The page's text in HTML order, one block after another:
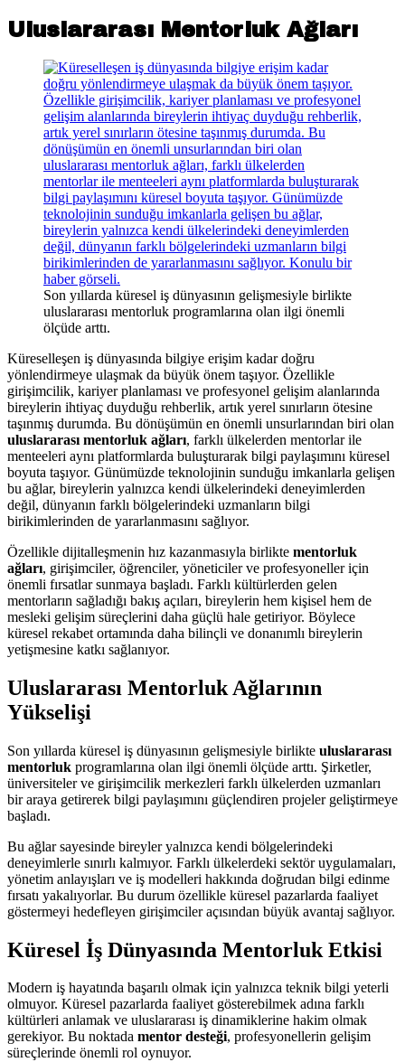
Uluslararası Mentorluk Ağları
Son yıllarda küresel iş dünyasının gelişmesiyle birlikte
uluslararası mentorluk programlarına olan ilgi önemli
ölçüde arttı.
Küreselleşen iş dünyasında bilgiye erişim kadar doğru
yönlendirmeye ulaşmak da büyük önem taşıyor. Özellikle
girişimcilik, kariyer planlaması ve profesyonel gelişim alanlarında
bireylerin ihtiyaç duyduğu rehberlik, artık yerel sınırların ötesine
taşınmış durumda. Bu dönüşümün en önemli unsurlarından biri olan
uluslararası mentorluk ağları, farklı ülkelerden mentorlar ile
menteeleri aynı platformlarda buluşturarak bilgi paylaşımını küresel
boyuta taşıyor. Günümüzde teknolojinin sunduğu imkanlarla gelişen
bu ağlar, bireylerin yalnızca kendi ülkelerindeki deneyimlerden
değil, dünyanın farklı bölgelerindeki uzmanların bilgi
birikimlerinden de yararlanmasını sağlıyor.
Özellikle dijitalleşmenin hız kazanmasıyla birlikte mentorluk
ağları, girişimciler, öğrenciler, yöneticiler ve profesyoneller için
önemli fırsatlar sunmaya başladı. Farklı kültürlerden gelen
mentorların sağladığı bakış açıları, bireylerin hem kişisel hem de
mesleki gelişim süreçlerini daha güçlü hale getiriyor. Böylece
küresel rekabet ortamında daha bilinçli ve donanımlı bireylerin
yetişmesine katkı sağlanıyor.
Uluslararası Mentorluk Ağlarının
Yükselişi
Son yıllarda küresel iş dünyasının gelişmesiyle birlikte uluslararası
mentorluk programlarına olan ilgi önemli ölçüde arttı. Şirketler,
üniversiteler ve girişimcilik merkezleri farklı ülkelerden uzmanları
bir araya getirerek bilgi paylaşımını güçlendiren projeler geliştirmeye
başladı.
Bu ağlar sayesinde bireyler yalnızca kendi bölgelerindeki
deneyimlerle sınırlı kalmıyor. Farklı ülkelerdeki sektör uygulamaları,
yönetim anlayışları ve iş modelleri hakkında doğrudan bilgi edinme
fırsatı yakalıyorlar. Bu durum özellikle küresel pazarlarda faaliyet
göstermeyi hedefleyen girişimciler açısından büyük avantaj sağlıyor.
Küresel İş Dünyasında Mentorluk Etkisi
Modern iş hayatında başarılı olmak için yalnızca teknik bilgi yeterli
olmuyor. Küresel pazarlarda faaliyet gösterebilmek adına farklı
kültürleri anlamak ve uluslararası iş dinamiklerine hakim olmak
gerekiyor. Bu noktada mentor desteği, profesyonellerin gelişim
süreçlerinde önemli rol oynuyor.